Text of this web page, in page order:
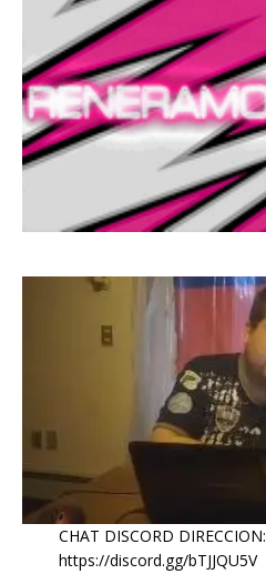
CHAT DISCORD DIRECCION:
https://discord.gg/bTJJQU5V